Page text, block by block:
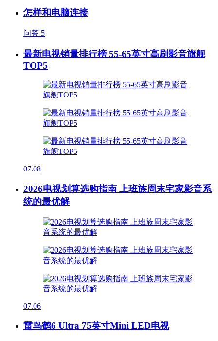
怎样和电脑连接
问答 5
最新电视销量排行榜 55-65英寸高刷影音旗舰
TOP5
07.08
2026电视划算选购指南 上班族周末宅家影音系
统的最优解
07.06
雷鸟鹤6 Ultra 75英寸Mini LED电视